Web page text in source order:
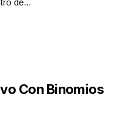
de...
Con Binomios